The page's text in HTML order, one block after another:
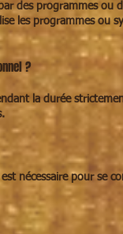
des programmes
les programmes ou
?
la durée
nécessaire pour se